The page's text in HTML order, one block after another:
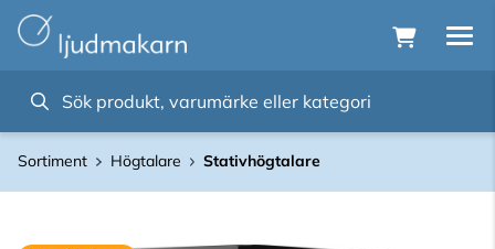
Sortiment Högtalare Stativhögtalare